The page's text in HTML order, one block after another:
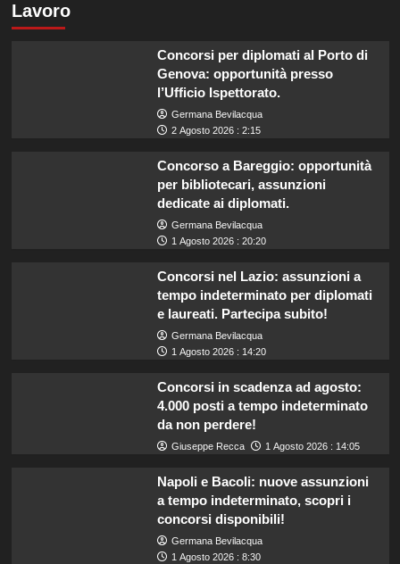
Lavoro
Concorsi per diplomati al Porto di
Genova: opportunità presso
l’Ufficio Ispettorato.
Germana Bevilacqua
2 Agosto 2026 : 2:15
Concorso a Bareggio: opportunità
per bibliotecari, assunzioni
dedicate ai diplomati.
Germana Bevilacqua
1 Agosto 2026 : 20:20
Concorsi nel Lazio: assunzioni a
tempo indeterminato per diplomati
e laureati. Partecipa subito!
Germana Bevilacqua
1 Agosto 2026 : 14:20
Concorsi in scadenza ad agosto:
4.000 posti a tempo indeterminato
da non perdere!
Giuseppe Recca 1 Agosto 2026 : 14:05
Napoli e Bacoli: nuove assunzioni
a tempo indeterminato, scopri i
concorsi disponibili!
Germana Bevilacqua
1 Agosto 2026 : 8:30